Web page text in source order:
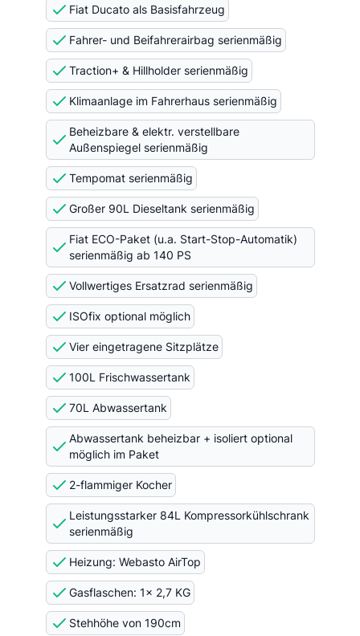
Fiat Ducato als Basisfahrzeug
Fahrer- und Beifahrerairbag serienmäßig
Traction+ & Hillholder serienmäßig
Klimaanlage im Fahrerhaus serienmäßig
Beheizbare & elektr. verstellbare
Außenspiegel serienmäßig
Tempomat serienmäßig
Großer 90L Dieseltank serienmäßig
Fiat ECO-Paket (u.a. Start-Stop-Automatik)
serienmäßig ab 140 PS
Vollwertiges Ersatzrad serienmäßig
ISOfix optional möglich
Vier eingetragene Sitzplätze
100L Frischwassertank
70L Abwassertank
Abwassertank beheizbar + isoliert optional
möglich im Paket
2-flammiger Kocher
Leistungsstarker 84L Kompressorkühlschrank
serienmäßig
Heizung: Webasto AirTop
Gasflaschen: 1x 2,7 KG
Stehhöhe von 190cm